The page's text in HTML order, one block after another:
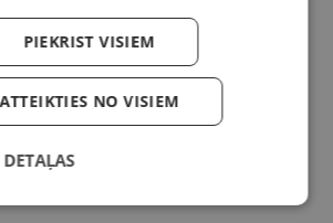
PIEKRIST VISIEM
ATTEIKTIES NO VISIEM